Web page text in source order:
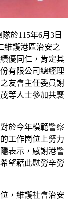
於115年6月3日
維護港區治安之
優同仁，肯定其
有限公司總經理
友會主任委員謝
等人士參加共襄
於今年模範警察
工作崗位上努力
表示，感謝港警
望藉此慰勞辛勞
，維護社會治安